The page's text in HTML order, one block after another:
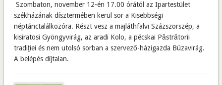
Szombaton, november 12-én 17.00 órától az Ipartestület
székházának dísztermében kerül sor a Kisebbségi
néptánctalálkozóra. Részt vesz a majláthfalvi Százszorszép, a
kisiratosi Gyöngyvirág, az aradi Kolo, a pécskai Păstrătorii
tradiţiei és nem utolsó sorban a szervező-házigazda Búzavirág.
A belépés díjtalan.